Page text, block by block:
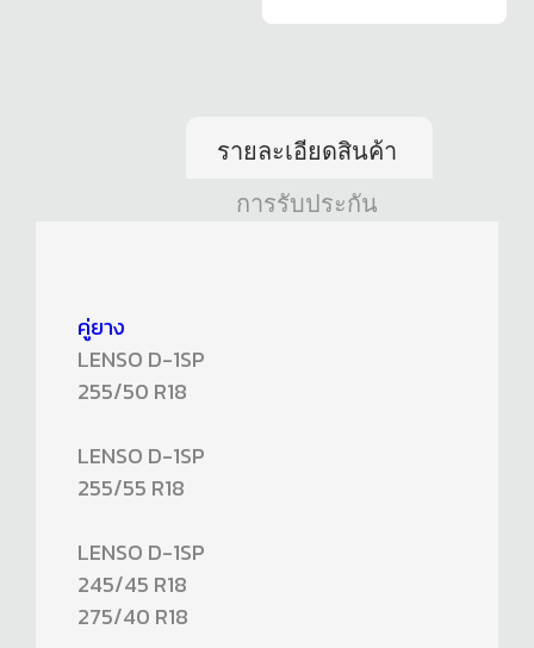
รายละเอียดสินค้า
การรับประกัน
คู่ยาง
LENSO D-1SP
255/50 R18
LENSO D-1SP
255/55 R18
LENSO D-1SP
245/45 R18
275/40 R18